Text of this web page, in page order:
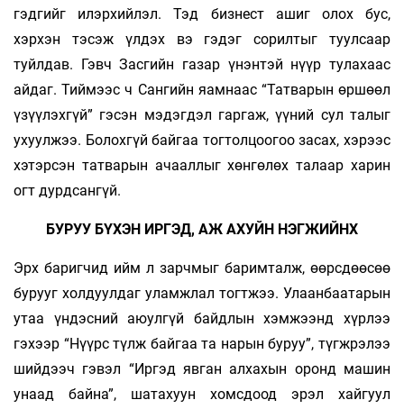
гэдгийг илэрхийлэл. Тэд бизнест ашиг олох бус,
хэрхэн тэсэж үлдэх вэ гэдэг сорилтыг туулсаар
туйлдав. Гэвч Засгийн газар үнэнтэй нүүр тулахаас
айдаг. Тиймээс ч Сангийн яамнаас “Татварын өршөөл
үзүүлэхгүй” гэсэн мэдэгдэл гаргаж, үүний сул талыг
ухуулжээ. Болохгүй байгаа тогтолцоогоо засах, хэрээс
хэтэрсэн татварын ачааллыг хөнгөлөх талаар харин
огт дурдсангүй.
БУРУУ БҮХЭН ИРГЭД, АЖ АХУЙН НЭГЖИЙНХ
Эрх баригчид ийм л зарчмыг баримталж, өөрсдөөсөө
бурууг холдуулдаг уламжлал тогтжээ. Улаанбаатарын
утаа үндэсний аюулгүй байдлын хэмжээнд хүрлээ
гэхээр “Нүүрс түлж байгаа та нарын буруу”, түгжрэлээ
шийдээч гэвэл “Иргэд явган алхахын оронд машин
унаад байна”, шатахуун хомсдоод эрэл хайгуул